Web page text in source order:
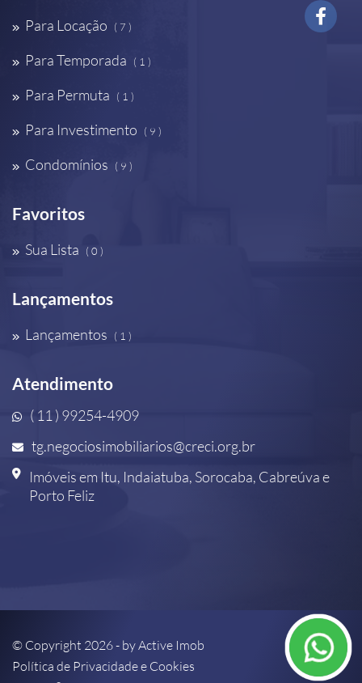
Para Locação ( 7 )
Para Temporada ( 1 )
Para Permuta ( 1 )
Para Investimento ( 9 )
Condomínios ( 9 )
Favoritos
Sua Lista ( 0 )
Lançamentos
Lançamentos ( 1 )
Atendimento
( 11 ) 99254-4909
tg.negociosimobiliarios@creci.org.br
Imóveis em Itu, Indaiatuba, Sorocaba, Cabreúva e
Porto Feliz
© Copyright 2026 - byActive Imob
Política de Privacidade e Cookies